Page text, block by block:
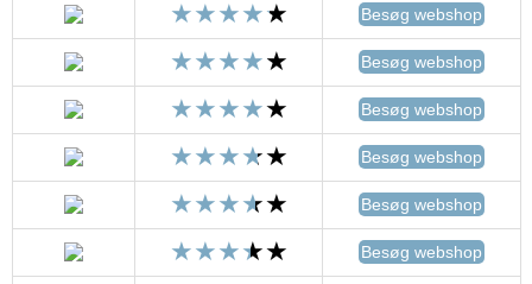
Besøg webshop
Besøg webshop
Besøg webshop
Besøg webshop
Besøg webshop
Besøg webshop